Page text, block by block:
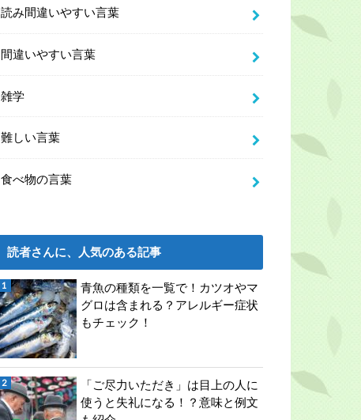
読み間違いやすい言葉
間違いやすい言葉
雑学
難しい言葉
食べ物の言葉
読者さんに、人気のある記事
青魚の種類を一覧で！カツオやマ
グロは含まれる？アレルギー症状
もチェック！
「ご尽力いただき」は目上の人に
使うと失礼になる！？意味と例文